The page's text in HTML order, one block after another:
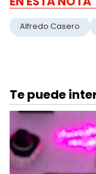
Alfredo Casero